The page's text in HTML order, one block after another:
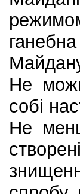
Не
собі
Не